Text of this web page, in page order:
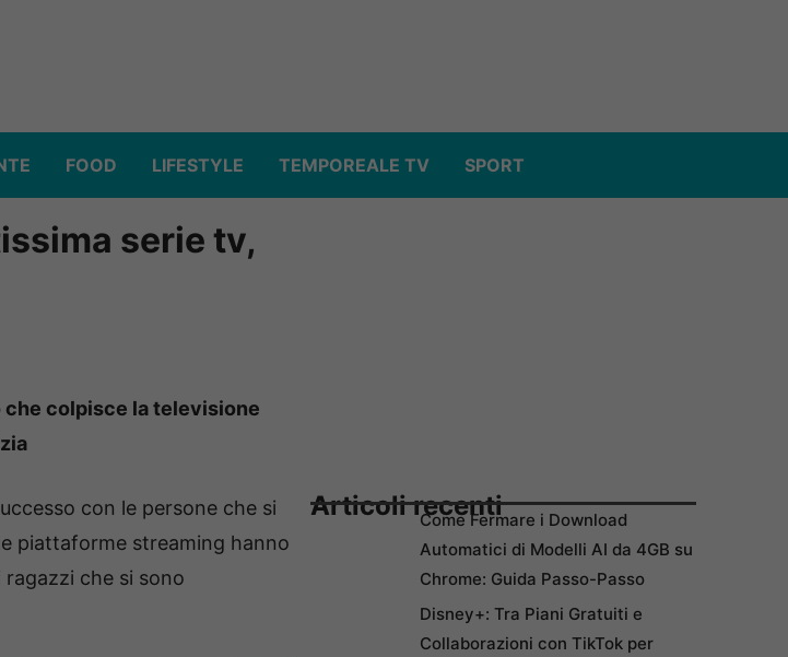
FOOD LIFESTYLE TEMPOREALE TV SPORT
serie tv,
colpisce la televisione
con le persone che si
piattaforme streaming hanno
che si sono
Articoli recentiCome Fermare i Download
Automatici di Modelli AI da 4GB su
Chrome: Guida Passo-Passo
Disney+: Tra Piani Gratuiti e
Collaborazioni con TikTok per